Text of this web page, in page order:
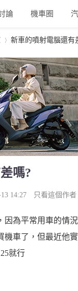
論 機車圈
›
新車的噴射電腦還有
嗎?
14:27 只看這個作者
因為平常用車的情
機車了，但最近他
就行